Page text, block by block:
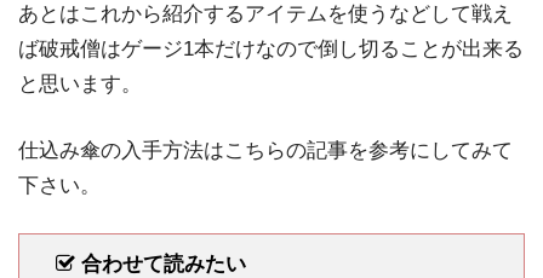
あとはこれから紹介するアイテムを使うなどして戦え
ば破戒僧はゲージ1本だけなので倒し切ることが出来る
と思います。
仕込み傘の入手方法はこちらの記事を参考にしてみて
下さい。
合わせて読みたい